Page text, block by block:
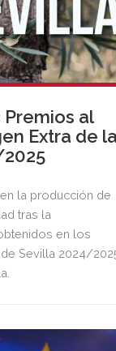
al
Extra de
la producción de
tras la
en los
Sevilla 2024/